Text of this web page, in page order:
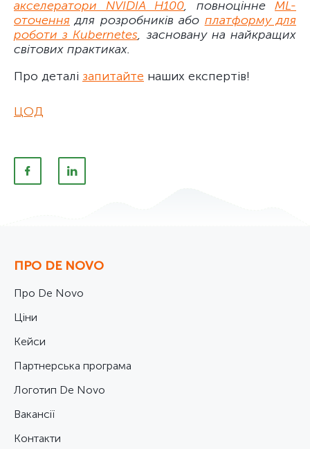
акселератори NVIDIA H100, повноцінне ML-
оточення для розробників або платформу для
роботи з Kubernetes, засновану на найкращих
світових практиках.
Про деталі запитайте наших експертів!
ЦОД
ПРО DE NOVO
Про De Novo
Ціни
Кейси
Партнерська програма
Логотип De Novo
Вакансії
Контакти